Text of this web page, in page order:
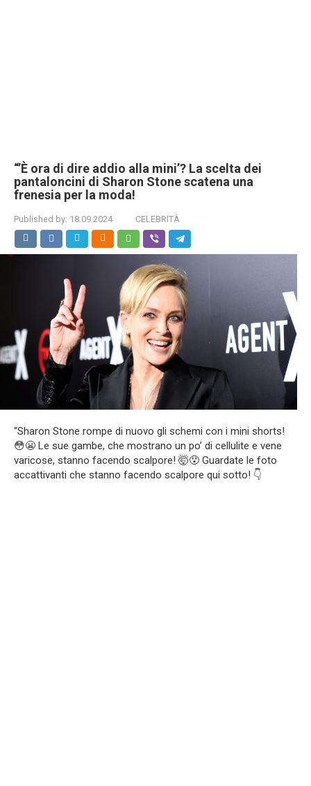
“’È ora di dire addio alla mini’? La scelta dei
pantaloncini di Sharon Stone scatena una
frenesia per la moda!
Published by: 18.09.2024 CELEBRITÀ
“Sharon Stone rompe di nuovo gli schemi con i mini shorts!
😳😬 Le sue gambe, che mostrano un po’ di cellulite e vene
varicose, stanno facendo scalpore! 🤯😯 Guardate le foto
accattivanti che stanno facendo scalpore qui sotto! 👇